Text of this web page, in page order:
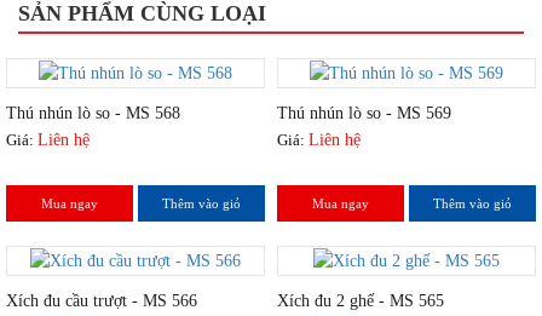
SẢN PHẨM CÙNG LOẠI
Thú nhún lò so - MS 568
Giá: Liên hệ
Mua ngay Thêm vào giỏ
Thú nhún lò so - MS 569
Giá: Liên hệ
Mua ngay Thêm vào giỏ
Xích đu cầu trượt - MS 566
Xích đu 2 ghế - MS 565